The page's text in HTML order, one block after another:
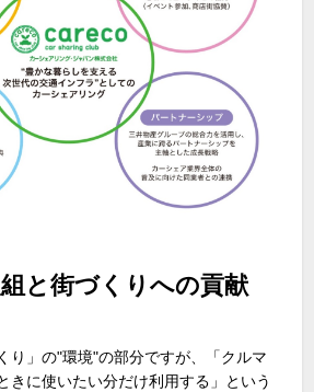
と街づくりへの貢献
り」の"環境"の部分ですが、「クルマ
きに使いたい分だけ利用する」という